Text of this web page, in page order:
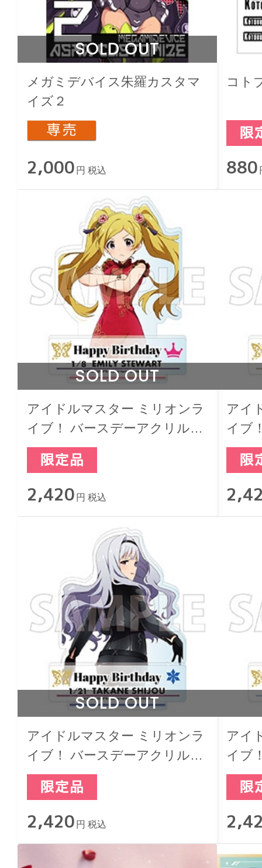
SOLD OUT
メガミデバイス朱羅カスタマ
イズ２
2,000 円 税込
コト
880
SOLD OUT
アイドルマスター ミリオンラ
イブ！ バースデーアクリルジ
オラマスタンド エミリー ス
チュアート
2,420 円 税込
アイ
イブ
オラ
SOLD OUT
アイドルマスター ミリオンラ
イブ！ バースデーアクリルジ
オラマスタンド 四条貴音
2,420 円 税込
アイ
イブ
オラ